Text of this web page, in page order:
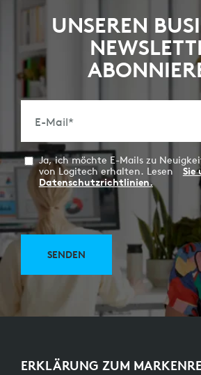
UNSEREN
E-Mail*
Ja, ich möchte E-Mails zu
von Logitech erhalten. Lesen
Sie
Datenschutzrichtlinien.
SENDEN
ERKLÄRUNG ZUM